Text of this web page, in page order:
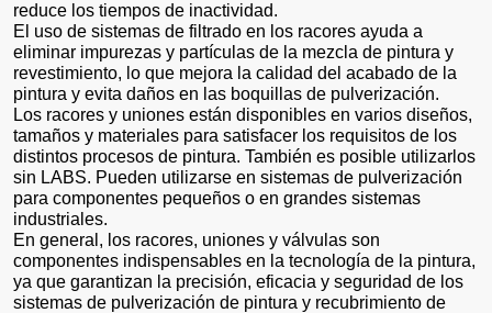
reduce los tiempos de inactividad.
El uso de sistemas de filtrado en los racores ayuda a
eliminar impurezas y partículas de la mezcla de pintura y
revestimiento, lo que mejora la calidad del acabado de la
pintura y evita daños en las boquillas de pulverización.
Los racores y uniones están disponibles en varios diseños,
tamaños y materiales para satisfacer los requisitos de los
distintos procesos de pintura. También es posible utilizarlos
sin LABS. Pueden utilizarse en sistemas de pulverización
para componentes pequeños o en grandes sistemas
industriales.
En general, los racores, uniones y válvulas son
componentes indispensables en la tecnología de la pintura,
ya que garantizan la precisión, eficacia y seguridad de los
sistemas de pulverización de pintura y recubrimiento de